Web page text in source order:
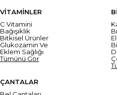
VİTAMİNLER
C Vitamini
Bağışıklık
Bitkisel Ürünler
Glukozamin Ve
Eklem Sağlığı
Tümünü Gör
ÇANTALAR